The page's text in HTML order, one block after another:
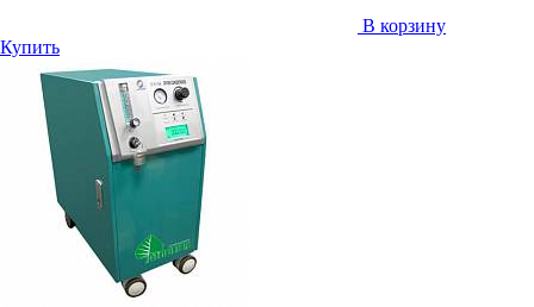
В корзину
Купить